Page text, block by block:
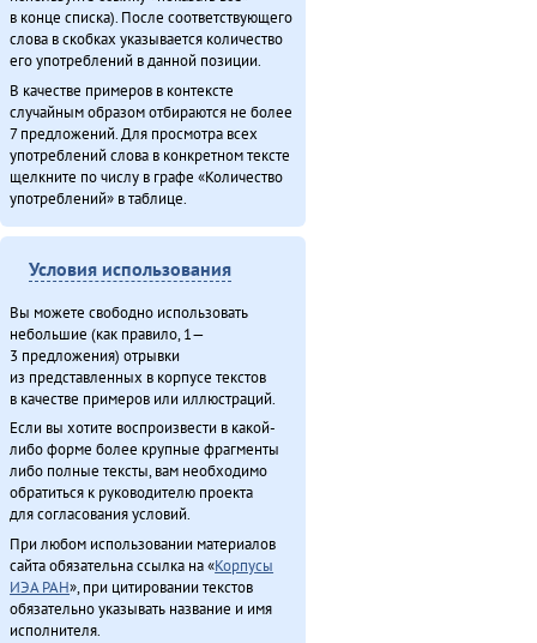
в конце списка). После соответствующего
слова в скобках указывается количество
его употреблений в данной позиции.
В качестве примеров в контексте
случайным образом отбираются не более
7 предложений. Для просмотра всех
употреблений слова в конкретном тексте
щелкните по числу в графе «Количество
употреблений» в таблице.
Условия использования
Вы можете свободно использовать
небольшие (как правило, 1—
3 предложения) отрывки
из представленных в корпусе текстов
в качестве примеров или иллюстраций.
Если вы хотите воспроизвести в какой-
либо форме более крупные фрагменты
либо полные тексты, вам необходимо
обратиться к руководителю проекта
для согласования условий.
При любом использовании материалов
сайта обязательна ссылка на «Корпусы
ИЭА РАН», при цитировании текстов
обязательно указывать название и имя
исполнителя.